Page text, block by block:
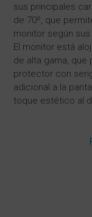
sus principales
de 70º, que
monitor según
El monitor está
de alta gama, que
protector con
adicional a la
toque estético al